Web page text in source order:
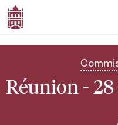
Réunion -